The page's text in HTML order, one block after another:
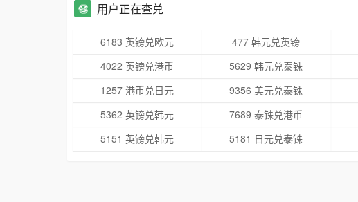
用户正在查兑
6183 英镑兑欧元 477 韩元兑英镑
4022 英镑兑港币
5629 韩元兑泰铢
1257 港币兑日元
9356 美元兑泰铢
5362 英镑兑韩元
7689 泰铢兑港币
5151 英镑兑韩元
5181 日元兑泰铢